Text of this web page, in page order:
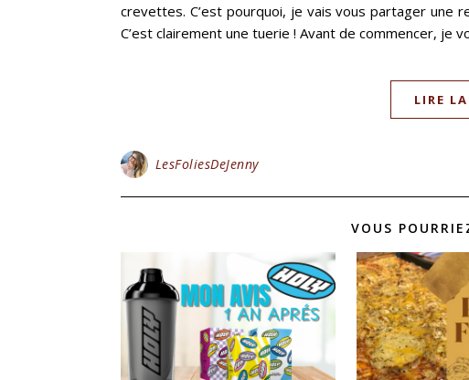
crevettes. C’est pourquoi, je vais vous partager une
C’est clairement une tuerie ! Avant de commencer, je
LIRE
LesFoliesDeJenny
VOUS